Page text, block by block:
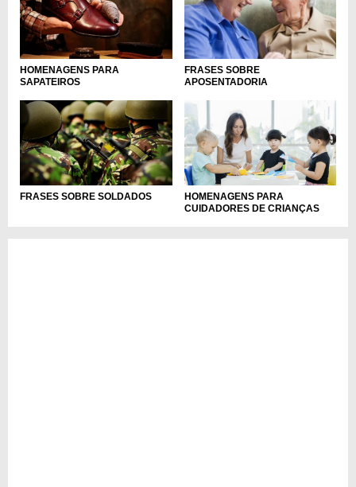
HOMENAGENS PARA
SAPATEIROS
FRASES SOBRE
APOSENTADORIA
FRASES SOBRE SOLDADOS
HOMENAGENS PARA
CUIDADORES DE CRIANÇAS